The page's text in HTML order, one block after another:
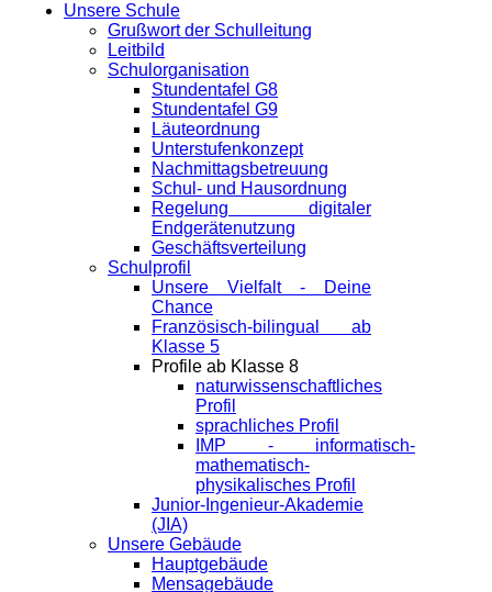
Unsere Schule
Grußwort der Schulleitung
Leitbild
Schulorganisation
Stundentafel G8
Stundentafel G9
Läuteordnung
Unterstufenkonzept
Nachmittagsbetreuung
Schul- und Hausordnung
Regelung digitaler
Endgeräte­nutzung
Geschäftsverteilung
Schulprofil
Unsere Vielfalt - Deine
Chance
Französisch-bilingual ab
Klasse 5
Profile ab Klasse 8
naturwissenschaftliches
Profil
sprachliches Profil
IMP - informatisch-
mathematisch-
physikalisches Profil
Junior-Ingenieur-Akademie
(JIA)
Unsere Gebäude
Hauptgebäude
Mensagebäude